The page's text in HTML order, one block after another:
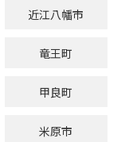
近江八幡市
竜王町
甲良町
米原市